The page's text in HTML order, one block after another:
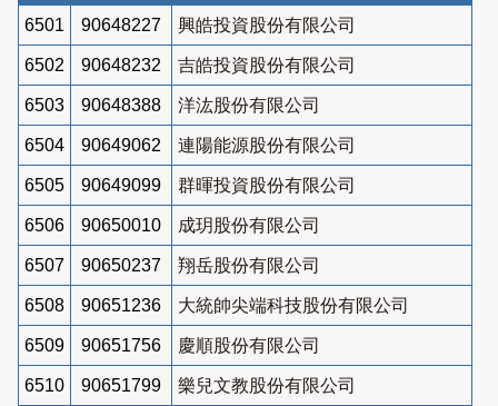
6501 90648227 興皓投資股份有限公司
6502 90648232 吉皓投資股份有限公司
6503 90648388 洋汯股份有限公司
6504 90649062 連陽能源股份有限公司
6505 90649099 群暉投資股份有限公司
6506 90650010 成玥股份有限公司
6507 90650237 翔岳股份有限公司
6508 90651236 大統帥尖端科技股份有限公司
6509 90651756 慶順股份有限公司
6510 90651799 樂兒文教股份有限公司